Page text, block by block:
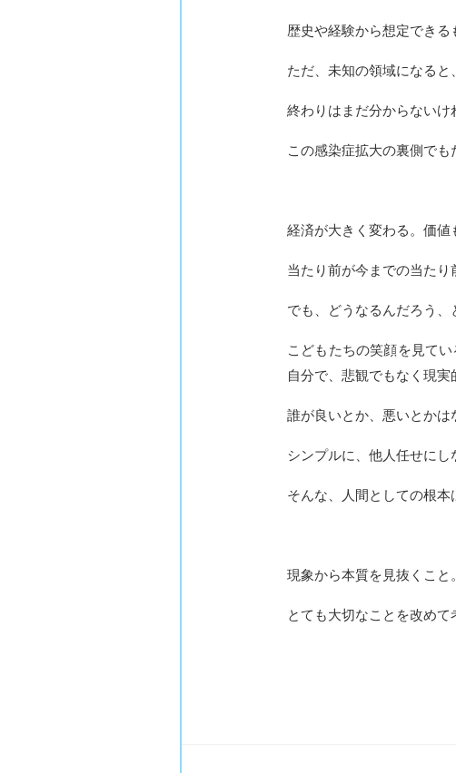
歴史や経験から想定できる
ただ、未知の領域になる
終わりはまだ分からないけ
この感染症拡大の裏側でも
経済が大きく変わる。価値
当たり前が今までの当たり
でも、どうなるんだろう、
こどもたちの笑顔を見て
自分で、悲観でもなく現
誰が良いとか、悪いとかは
シンプルに、他人任せにし
そんな、人間としての根本
現象から本質を見抜くこと。
とても大切なことを改めて